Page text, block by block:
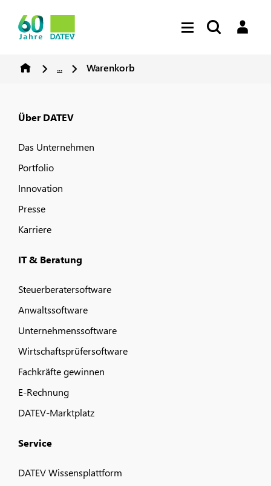
... Warenkorb
Über DATEV
Das Unternehmen
Portfolio
Innovation
Presse
Karriere
IT & Beratung
Steuerberatersoftware
Anwaltssoftware
Unternehmenssoftware
Wirtschaftsprüfersoftware
Fachkräfte gewinnen
E-Rechnung
DATEV-Marktplatz
Service
DATEV Wissensplattform